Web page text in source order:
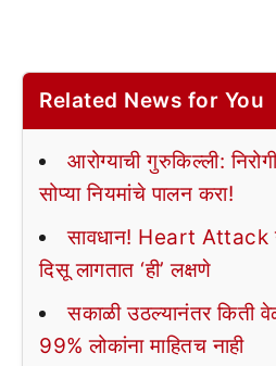
Related News for You
आरोग्याची गुरुकिल्ली:
सोप्या नियमांचे पालन करा!
सावधान! Heart Attack
दिसू लागतात ‘ही’ लक्षणे
सकाळी उठल्यानंतर किती
99% लोकांना माहितच नाही